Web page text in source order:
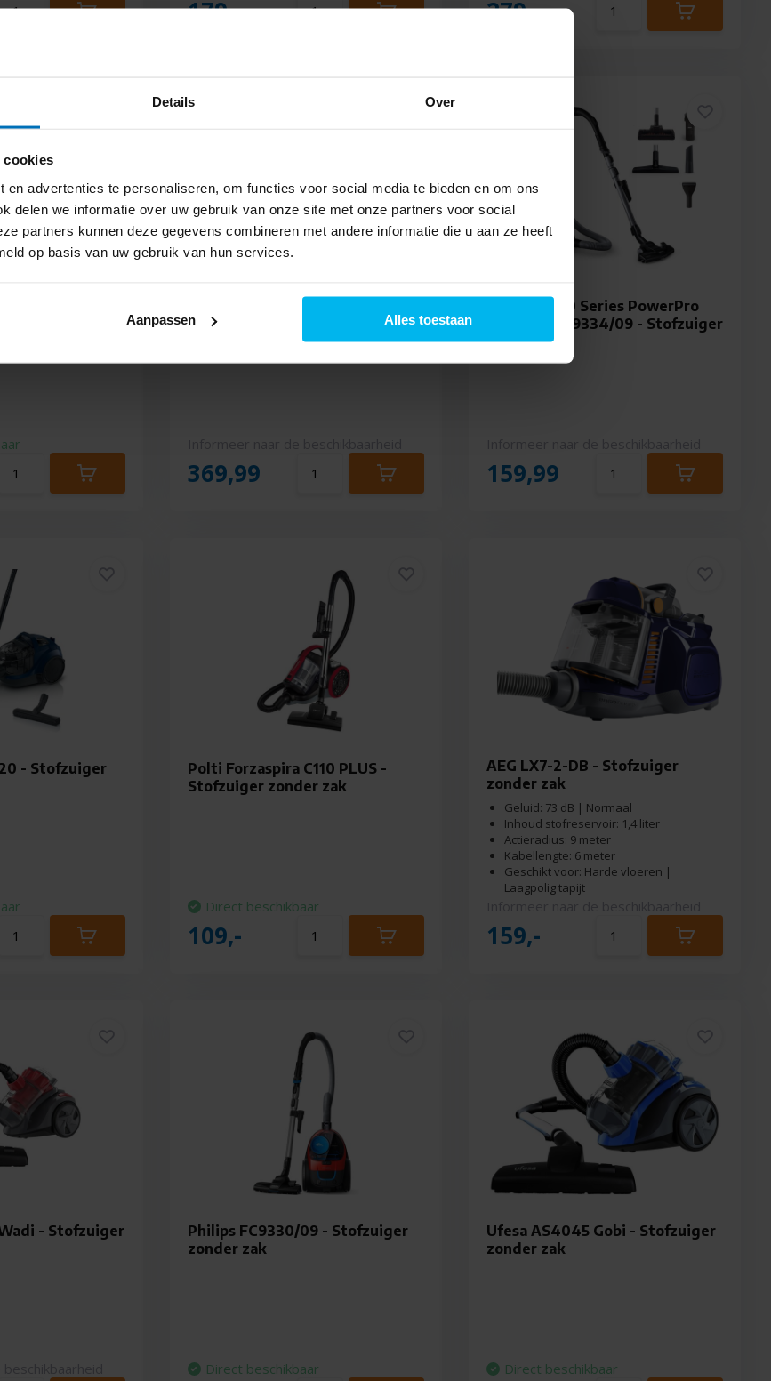
Details Over
cookies
en advertenties te personaliseren, om functies voor social media te bieden en om ons
delen we informatie over uw gebruik van onze site met onze partners voor social
partners kunnen deze gegevens combineren met andere informatie die u aan ze heeft
op basis van uw gebruik van hun services.
Aanpassen Alles toestaan
179,- 279,-
zonder zak
369,99
Philips 3000 Series PowerPro
Compact FC9334/09 - Stofzuiger
zonder zak
159,99
- Stofzuiger
Polti Forzaspira C110 PLUS -
Stofzuiger zonder zak
Direct beschikbaar
109,-
AEG LX7-2-DB - Stofzuiger
zonder zak
Geluid: 73 dB | Normaal
Inhoud stofreservoir: 1,4 liter
Actieradius: 9 meter
Kabellengte: 6 meter
Geschikt voor: Harde vloeren |
Laagpolig tapijt
159,-
- Stofzuiger
Philips FC9330/09 - Stofzuiger
zonder zak
Direct beschikbaar
Ufesa AS4045 Gobi - Stofzuiger
zonder zak
Direct beschikbaar